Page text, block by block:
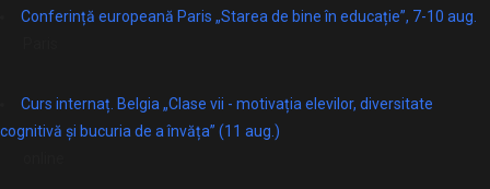
Conferință europeană Paris „Starea de bine în educație”, 7-10 aug.
Curs internaț. Belgia „Clase vii - motivația elevilor, diversitate
cognitivă și bucuria de a învăța” (11 aug.)